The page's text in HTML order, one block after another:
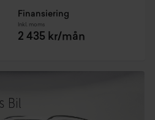
Finansiering
Inkl. moms
2 435 kr/mån